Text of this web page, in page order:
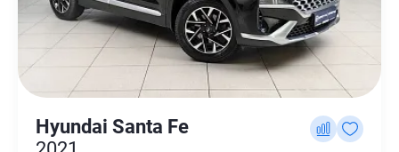
Hyundai Santa Fe